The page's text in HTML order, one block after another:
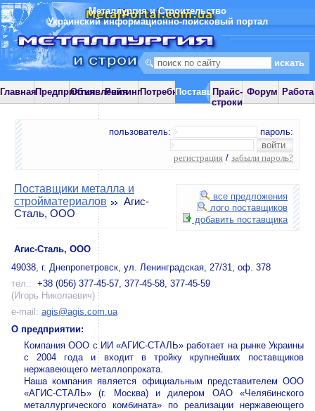
Металлургия и Строительство
Украинский информационно-поисковый портал
ГлавнаяПредприятияОбъявления
РейтингПотребностиПоставщики
Прайс-
строки
Форум Работа
пользователь: пароль:
регистрация / забыли пароль?
все предложения
лого поставщиков
добавить поставщика
Поставщики металла и
стройматериалов
Агис-
Сталь, ООО
Агис-Сталь, ООО
49038, г. Днепропетровск, ул. Ленинградская, 27/31, оф. 378
тел.: +38 (056) 377-45-57, 377-45-58, 377-45-59
(Игорь Николаевич)
e-mail: agis@agis.com.ua
О предприятии:
Компания ООО с ИИ «АГИС-СТАЛЬ» работает на рынке Украины
с 2004 года и входит в тройку крупнейших поставщиков
нержавеющего металлопроката.
Наша компания является официальным представителем ООО
«АГИС-СТАЛЬ» (г. Москва) и дилером ОАО «Челябинского
металлургического комбината» по реализации нержавеющего